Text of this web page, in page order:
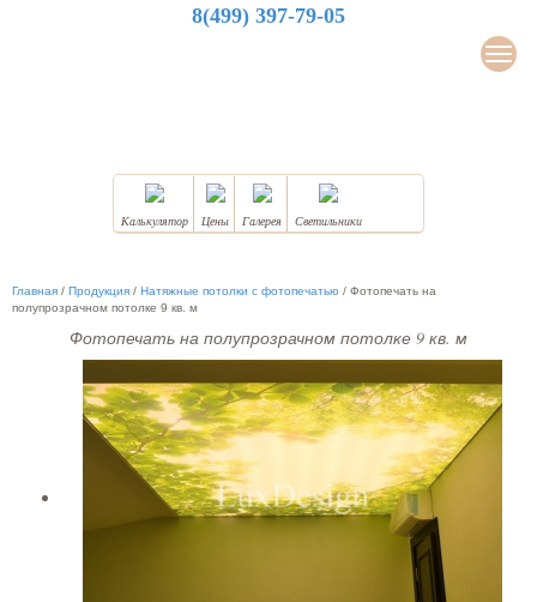
8(499) 397-79-05
Калькулятор Цены Галерея Светильники
Главная / Продукция / Натяжные потолки с фотопечатью / Фотопечать на
полупрозрачном потолке 9 кв. м
Фотопечать на полупрозрачном потолке 9 кв. м